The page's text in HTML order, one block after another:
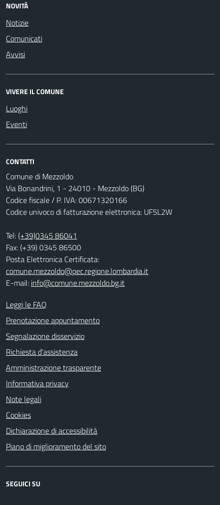
NOVITÀ
Notizie
Comunicati
Avvisi
VIVERE IL COMUNE
Luoghi
Eventi
CONTATTI
Comune di Mezzoldo
Via Bonandrini, 1 - 24010 - Mezzoldo (BG)
Codice fiscale / P. IVA: 00671320166
Codice univoco di fatturazione elettronica: UF5L2W
Tel:(+39)0345 86041
Fax: (+39) 0345 86500
Posta Elettronica Certificata:
comune.mezzoldo@pec.regione.lombardia.it
E-mail: info@comune.mezzoldo.bg.it
Leggi le FAQ
Prenotazione appuntamento
Segnalazione disservizio
Richiesta d'assistenza
Amministrazione trasparente
Informativa privacy
Note legali
Cookies
Dichiarazione di accessibilità
Piano di miglioramento del sito
SEGUICI SU